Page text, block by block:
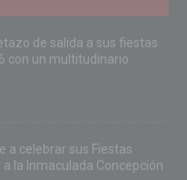
de salida a sus fiestas
con un multitudinario
a celebrar sus Fiestas
la Inmaculada Concepción